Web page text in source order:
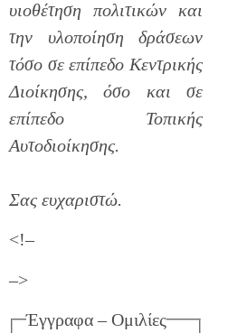
υιοθέτηση πολιτικών και
την υλοποίηση δράσεων
τόσο σε επίπεδο Κεντρικής
Διοίκησης, όσο και σε
επίπεδο Τοπικής
Αυτοδιοίκησης.
Σας ευχαριστώ.
<!–
–>
Έγγραφα – Ομιλίες